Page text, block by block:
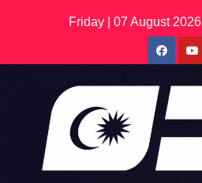
Friday | 07 August 2026